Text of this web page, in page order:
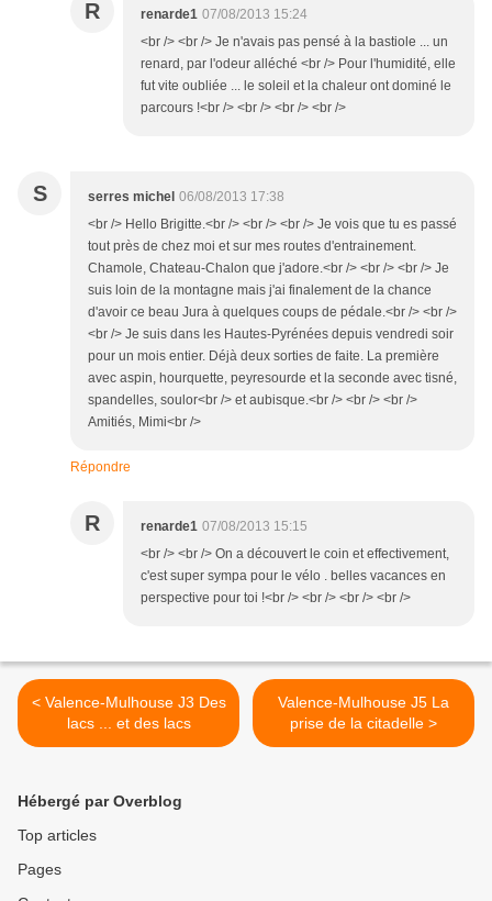
R renarde1 07/08/2013 15:24
<br /> <br /> Je n'avais pas pensé à la bastiole ... un
renard, par l'odeur alléché <br /> Pour l'humidité, elle
fut vite oubliée ... le soleil et la chaleur ont dominé le
parcours !<br /> <br /> <br /> <br />
S serres michel 06/08/2013 17:38
<br /> Hello Brigitte.<br /> <br /> <br /> Je vois que tu es passé
tout près de chez moi et sur mes routes d'entrainement.
Chamole, Chateau-Chalon que j'adore.<br /> <br /> <br /> Je
suis loin de la montagne mais j'ai finalement de la chance
d'avoir ce beau Jura à quelques coups de pédale.<br /> <br />
<br /> Je suis dans les Hautes-Pyrénées depuis vendredi soir
pour un mois entier. Déjà deux sorties de faite. La première
avec aspin, hourquette, peyresourde et la seconde avec tisné,
spandelles, soulor<br /> et aubisque.<br /> <br /> <br />
Amitiés, Mimi<br />
Répondre
R renarde1 07/08/2013 15:15
<br /> <br /> On a découvert le coin et effectivement,
c'est super sympa pour le vélo . belles vacances en
perspective pour toi !<br /> <br /> <br /> <br />
< Valence-Mulhouse J3 Des
lacs ... et des lacs
Valence-Mulhouse J5 La
prise de la citadelle >
Hébergé par Overblog
Top articles
Pages